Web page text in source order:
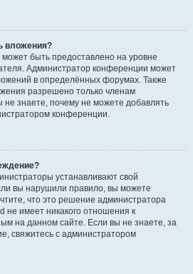
вложения?
быть предоставлено на уровне
Администратор конференции может
в определённых форумах. Также
разрешено только членам
не знаете, почему не можете добавлять
конференции.
устанавливают свой
вы нарушили правило, вы можете
что это решение администратора
не имеет никакого отношения к
на данном сайте. Если вы не знаете, за
свяжитесь с администратором